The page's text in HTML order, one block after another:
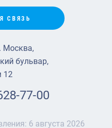
СВЯЗЬ
Москва,
бульвар,
12
77-00
6 августа 2026